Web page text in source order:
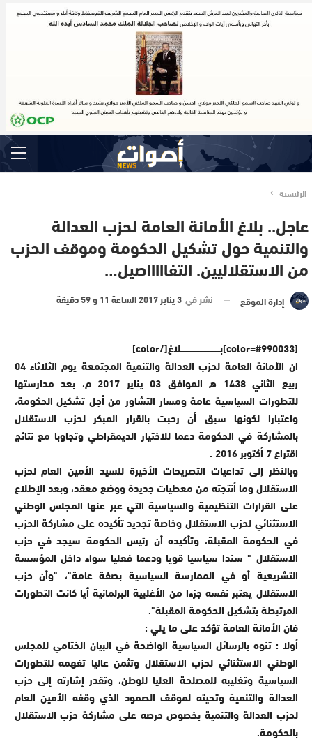
الرئيسية
عاجل.. بلاغ الأمانة العامة لحزب العدالة
والتنمية حول تشكيل الحكومة وموقف الحزب
من الاستقلاليين. التفاااااصيل…
إدارة الموقع نشر في 3 يناير 2017 الساعة 11 و 59 دقيقة
[color=#990033]بــــــــــــــــــــــــــــلاغ[/color]
ان الأمانة العامة لحزب العدالة والتنمية المجتمعة يوم الثلاثاء 04
ربيع الثاني 1438 ه الموافق 03 يناير 2017 م، بعد مدارستها
للتطورات السياسية عامة ومسار التشاور من أجل تشكيل الحكومة،
واعتبارا لكونها سبق أن رحبت بالقرار المبكر لحزب الاستقلال
بالمشاركة في الحكومة دعما للاختيار الديمقراطي وتجاوبا مع نتائج
اقتراع 7 أكتوبر 2016 .
وبالنظر إلى تداعيات التصريحات الأخيرة للسيد الأمين العام لحزب
الاستقلال وما أنتجته من معطيات جديدة ووضع معقد، وبعد الإطلاع
على القرارات التنظيمية والسياسية التي عبر عنها المجلس الوطني
الاستثنائي لحزب الاستقلال وخاصة تجديد تأكيده على مشاركة الحزب
في الحكومة المقبلة، وتأكيده أن رئيس الحكومة سيجد في حزب
الاستقلال " سندا سياسيا قويا ودعما فعليا سواء داخل المؤسسة
التشريعية أو في الممارسة السياسية بصفة عامة"، "وأن حزب
الاستقلال يعتبر نفسه جزءا من الأغلبية البرلمانية أيا كانت التطورات
المرتبطة بتشكيل الحكومة المقبلة".
فان الأمانة العامة تؤكد على ما يلي :
أولا : تنوه بالرسائل السياسية الواضحة في البيان الختامي للمجلس
الوطني الاستثنائي لحزب الاستقلال وتثمن عاليا تفهمه للتطورات
السياسية وتغليبه للمصلحة العليا للوطن، وتقدر إشارته إلى حزب
العدالة والتنمية وتحيته لموقف الصمود الذي وقفه الأمين العام
لحزب العدالة والتنمية بخصوص حرصه على مشاركة حزب الاستقلال
بالحكومة.